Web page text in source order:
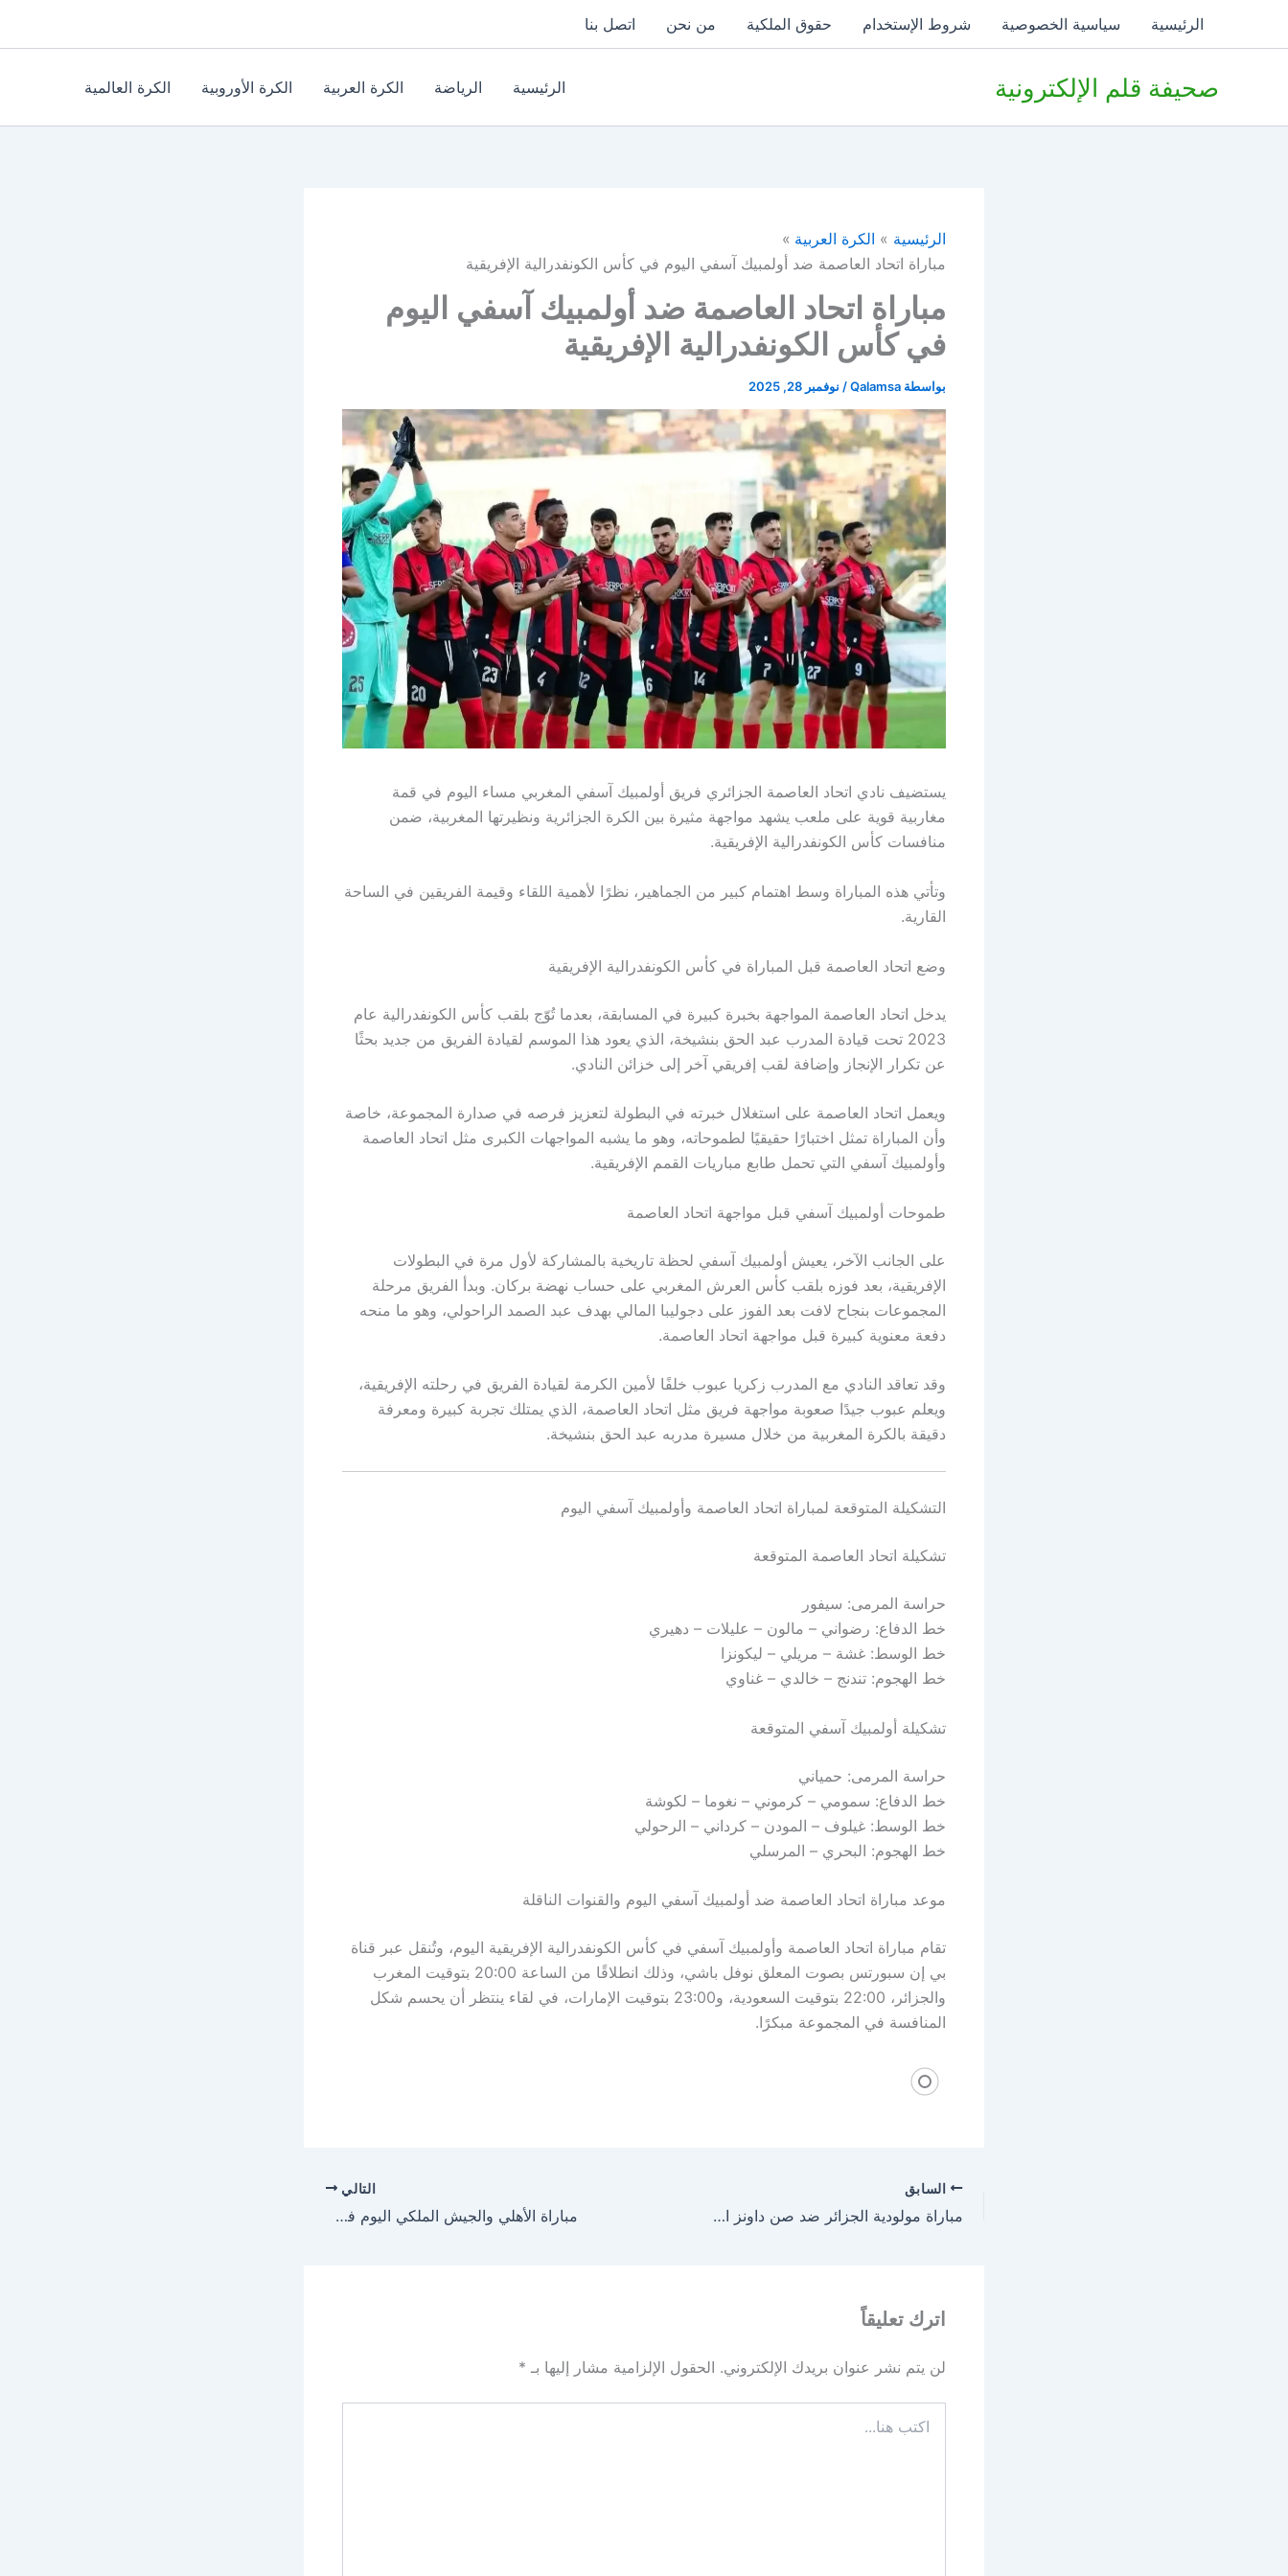
الرئيسية سياسية الخصوصية شروط الإستخدام حقوق الملكية من نحن اتصل بنا
صحيفة قلم الإلكترونية الرئيسية الرياضة الكرة العربية الكرة الأوروبية الكرة العالمية
الرئيسية
الكرة العربية
مباراة اتحاد العاصمة ضد أولمبيك آسفي اليوم في كأس الكونفدرالية الإفريقية
مباراة اتحاد العاصمة ضد أولمبيك آسفي اليوم
في كأس الكونفدرالية الإفريقية
بواسطة Qalamsa
/ نوفمبر 28, 2025
يستضيف نادي اتحاد العاصمة الجزائري فريق أولمبيك آسفي المغربي مساء اليوم في قمة
مغاربية قوية على ملعب يشهد مواجهة مثيرة بين الكرة الجزائرية ونظيرتها المغربية، ضمن
منافسات كأس الكونفدرالية الإفريقية.
وتأتي هذه المباراة وسط اهتمام كبير من الجماهير، نظرًا لأهمية اللقاء وقيمة الفريقين في الساحة
القارية.
وضع اتحاد العاصمة قبل المباراة في كأس الكونفدرالية الإفريقية
يدخل اتحاد العاصمة المواجهة بخبرة كبيرة في المسابقة، بعدما تُوّج بلقب كأس الكونفدرالية عام
2023 تحت قيادة المدرب عبد الحق بنشيخة، الذي يعود هذا الموسم لقيادة الفريق من جديد بحثًا
عن تكرار الإنجاز وإضافة لقب إفريقي آخر إلى خزائن النادي.
ويعمل اتحاد العاصمة على استغلال خبرته في البطولة لتعزيز فرصه في صدارة المجموعة، خاصة
وأن المباراة تمثل اختبارًا حقيقيًا لطموحاته، وهو ما يشبه المواجهات الكبرى مثل اتحاد العاصمة
وأولمبيك آسفي التي تحمل طابع مباريات القمم الإفريقية.
طموحات أولمبيك آسفي قبل مواجهة اتحاد العاصمة
على الجانب الآخر، يعيش أولمبيك آسفي لحظة تاريخية بالمشاركة لأول مرة في البطولات
الإفريقية، بعد فوزه بلقب كأس العرش المغربي على حساب نهضة بركان. وبدأ الفريق مرحلة
المجموعات بنجاح لافت بعد الفوز على دجوليبا المالي بهدف عبد الصمد الراحولي، وهو ما منحه
دفعة معنوية كبيرة قبل مواجهة اتحاد العاصمة.
وقد تعاقد النادي مع المدرب زكريا عبوب خلفًا لأمين الكرمة لقيادة الفريق في رحلته الإفريقية،
ويعلم عبوب جيدًا صعوبة مواجهة فريق مثل اتحاد العاصمة، الذي يمتلك تجربة كبيرة ومعرفة
دقيقة بالكرة المغربية من خلال مسيرة مدربه عبد الحق بنشيخة.
التشكيلة المتوقعة لمباراة اتحاد العاصمة وأولمبيك آسفي اليوم
تشكيلة اتحاد العاصمة المتوقعة
حراسة المرمى: سيفور
خط الدفاع: رضواني – مالون – عليلات – دهيري
خط الوسط: غشة – مريلي – ليكونزا
خط الهجوم: تندنج – خالدي – غناوي
تشكيلة أولمبيك آسفي المتوقعة
حراسة المرمى: حمياني
خط الدفاع: سمومي – كرموني – نغوما – لكوشة
خط الوسط: غيلوف – المودن – كرداني – الرحولي
خط الهجوم: البحري – المرسلي
موعد مباراة اتحاد العاصمة ضد أولمبيك آسفي اليوم والقنوات الناقلة
تقام مباراة اتحاد العاصمة وأولمبيك آسفي في كأس الكونفدرالية الإفريقية اليوم، وتُنقل عبر قناة
بي إن سبورتس بصوت المعلق نوفل باشي، وذلك انطلاقًا من الساعة 20:00 بتوقيت المغرب
والجزائر، 22:00 بتوقيت السعودية، و23:00 بتوقيت الإمارات، في لقاء ينتظر أن يحسم شكل
المنافسة في المجموعة مبكرًا.
السابق
مباراة مولودية الجزائر ضد صن داونز اليوم في دوري أبطال إفريقيا
التالي
مباراة الأهلي والجيش الملكي اليوم في دوري أبطال أفريقيا 2026
اترك تعليقاً
لن يتم نشر عنوان بريدك الإلكتروني. الحقول الإلزامية مشار إليها بـ *
هنا...